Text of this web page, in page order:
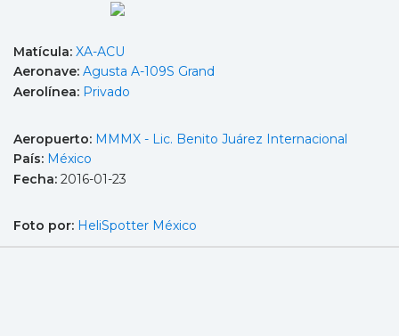
Matícula: XA-ACU
Aeronave: Agusta A-109S Grand
Aerolínea: Privado
Aeropuerto: MMMX - Lic. Benito Juárez Internacional
País: México
Fecha: 2016-01-23
Foto por: HeliSpotter México